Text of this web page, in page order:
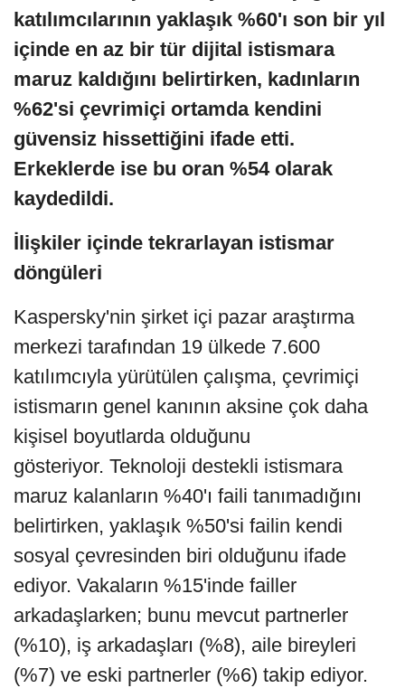
katılımcılarının yaklaşık %60'ı son bir yıl
içinde en az bir tür dijital istismara
maruz kaldığını belirtirken, kadınların
%62'si çevrimiçi ortamda kendini
güvensiz hissettiğini ifade etti.
Erkeklerde ise bu oran %54 olarak
kaydedildi.
İlişkiler içinde tekrarlayan istismar
döngüleri
Kaspersky'nin şirket içi pazar araştırma
merkezi tarafından 19 ülkede 7.600
katılımcıyla yürütülen çalışma, çevrimiçi
istismarın genel kanının aksine çok daha
kişisel boyutlarda olduğunu
gösteriyor. Teknoloji destekli istismara
maruz kalanların %40'ı faili tanımadığını
belirtirken, yaklaşık %50'si failin kendi
sosyal çevresinden biri olduğunu ifade
ediyor. Vakaların %15'inde failler
arkadaşlarken; bunu mevcut partnerler
(%10), iş arkadaşları (%8), aile bireyleri
(%7) ve eski partnerler (%6) takip ediyor.